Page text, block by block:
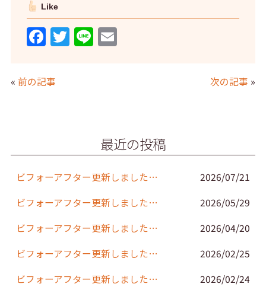
Like
F
a
c
e
o
k
T
w
Li
n
E
« 前の記事 次の記事 »
最近の投稿
ビフォーアフター更新しました。(152)
2026/07/21
ビフォーアフター更新しました。(151)
2026/05/29
ビフォーアフター更新しました。(150)
2026/04/20
ビフォーアフター更新しました。(149)
2026/02/25
ビフォーアフター更新しました。(148)
2026/02/24